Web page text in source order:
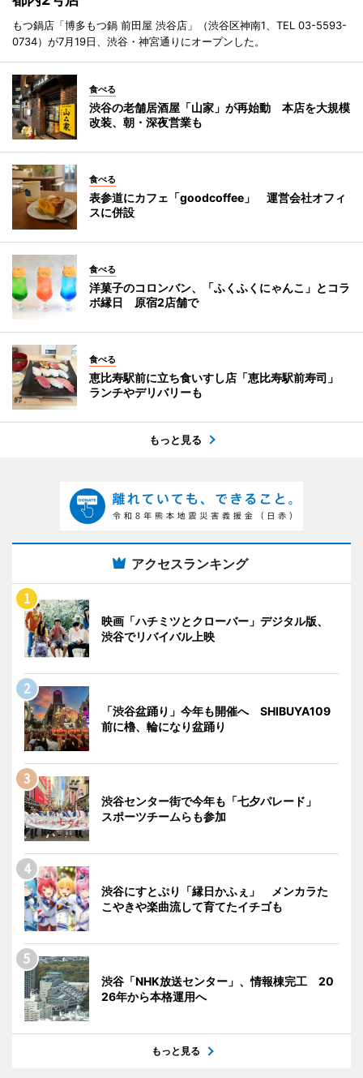
もつ鍋店「博多もつ鍋 前田屋 渋谷店」（渋谷区神南1、TEL 03-5593-
0734）が7月19日、渋谷・神宮通りにオープンした。
食べる
渋谷の老舗居酒屋「山家」が再始動 本店を大規模
改装、朝・深夜営業も
食べる
表参道にカフェ「goodcoffee」 運営会社オフィ
スに併設
食べる
洋菓子のコロンバン、「ふくふくにゃんこ」とコラ
ボ縁日 原宿2店舗で
食べる
恵比寿駅前に立ち食いすし店「恵比寿駅前寿司」
ランチやデリバリーも
もっと見る
アクセスランキング
映画「ハチミツとクローバー」デジタル版、
渋谷でリバイバル上映
「渋谷盆踊り」今年も開催へ SHIBUYA109
前に櫓、輪になり盆踊り
渋谷センター街で今年も「七夕パレード」
スポーツチームらも参加
渋谷にすとぷり「縁日かふぇ」 メンカラた
こやきや楽曲流して育てたイチゴも
渋谷「NHK放送センター」、情報棟完工 20
26年から本格運用へ
もっと見る